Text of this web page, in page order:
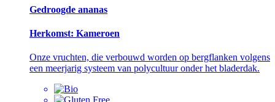
Gedroogde ananas
Herkomst: Kameroen
Onze vruchten, die verbouwd worden op bergflanken volgens
een meerjarig systeem van polycultuur onder het bladerdak.